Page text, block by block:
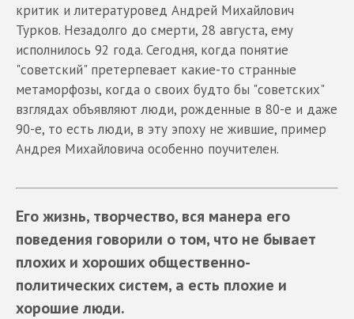
критик и литературовед Андрей Михайлович
Турков. Незадолго до смерти, 28 августа, ему
исполнилось 92 года. Сегодня, когда понятие
"советский" претерпевает какие-то странные
метаморфозы, когда о своих будто бы "советских"
взглядах объявляют люди, рожденные в 80-е и даже
90-е, то есть люди, в эту эпоху не жившие, пример
Андрея Михайловича особенно поучителен.
Его жизнь, творчество, вся манера его
поведения говорили о том, что не бывает
плохих и хороших общественно-
политических систем, а есть плохие и
хорошие люди.